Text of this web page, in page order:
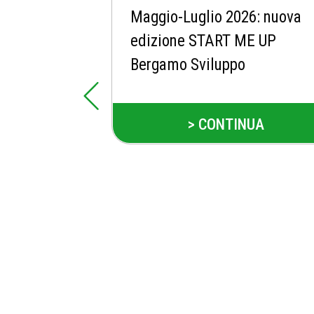
Maggio-Luglio 2026: nuova
edizione START ME UP
Bergamo Sviluppo
> CONTINUA